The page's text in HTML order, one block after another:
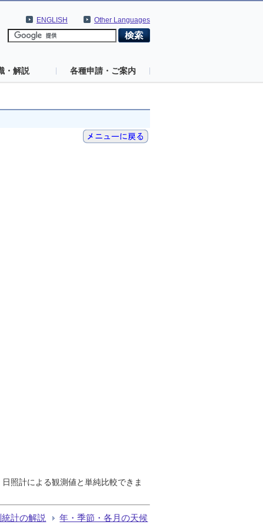
Other Languages
ENGLISH
・解説 各種申請・ご案内
照計による観測値と単純比較できま
計の解説 年・季節・各月の天候